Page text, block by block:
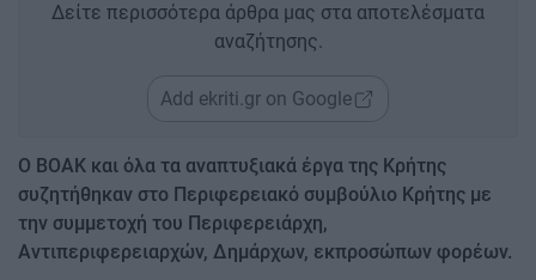
Δείτε περισσότερα άρθρα μας στα αποτελέσματα
αναζήτησης.
Add ekriti.gr on Google
Ο ΒΟΑΚ και όλα τα αναπτυξιακά έργα της Κρήτης
συζητήθηκαν στο Περιφερειακό συμβούλιο Κρήτης με
την συμμετοχή του Περιφερειάρχη,
Αντιπεριφερειαρχών, Δημάρχων, εκπροσώπων φορέων.